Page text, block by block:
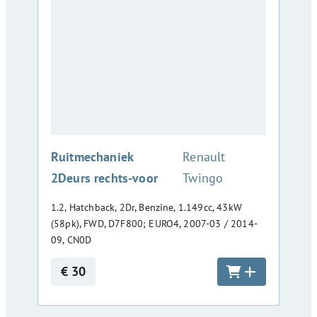
Ruitmechaniek
2Deurs rechts-voor
:Renault
Twingo
1.2, Hatchback, 2Dr, Benzine, 1.149cc, 43kW
(58pk), FWD, D7F800; EURO4, 2007-03 / 2014-
09, CN0D
€ 30